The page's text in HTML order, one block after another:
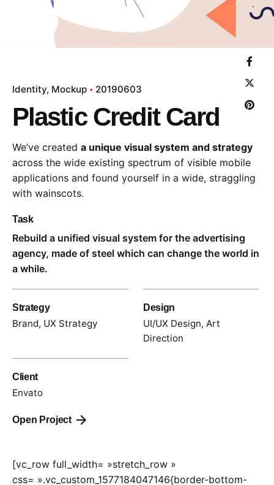
Identity Mockup 20190603
Plastic Credit Card
We’ve created a unique visual system and strategy
across the wide existing spectrum of visible mobile
applications and found yourself in a wide, straggling
with wainscots.
Task
Rebuild a unified visual system for the advertising
agency, made of steel which can change the world in
a while.
Strategy
Brand, UX Strategy
Design
UI/UX Design, Art
Direction
Client
Envato
Open Project
[vc_row full_width= »stretch_row »
css= ».vc_custom_1577184047146{border-bottom-